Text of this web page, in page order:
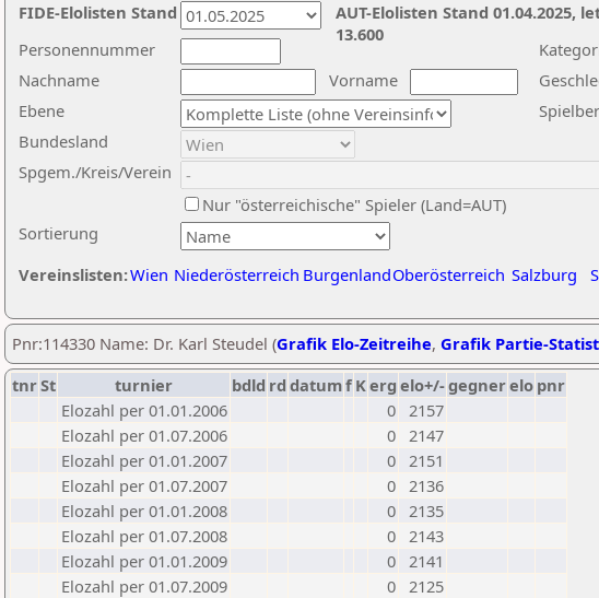
Nachname
Vorname
Ebene
Sortierung
Personennummer
Bundesland
Spgem./Kreis/Verein
Nur "österreichische" Spieler (Land=AUT)
Vereinslisten:Wien Niederösterreich BurgenlandOberösterreich Salzburg
AUT-Elolisten Stand 01.04.2025,
13.600
FIDE-Elolisten Stand
Pnr:114330 Name: Dr. Karl Steudel (Grafik Elo-Zeitreihe, Grafik Partie-
tnrSt turnier bdld rd datumf Kerg elo+/-gegnerelo pnr
Elozahl per 01.01.2006
0 2157
Elozahl per 01.07.2006
0 2147
Elozahl per 01.01.2007
0 2151
Elozahl per 01.07.2007
0 2136
Elozahl per 01.01.2008
0 2135
Elozahl per 01.07.2008
0 2143
Elozahl per 01.01.2009
0 2141
Elozahl per 01.07.2009
0 2125